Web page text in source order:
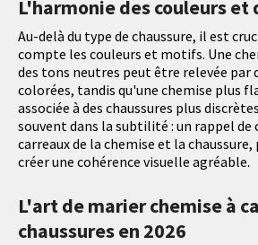
L'harmonie des couleurs et
Au-delà du type de chaussure, il est
compte les couleurs et motifs. Une
des tons neutres peut être relevée par
colorées, tandis qu'une chemise plus
associée à des chaussures plus
souvent dans la subtilité : un rappel de
carreaux de la chemise et la
créer une cohérence visuelle agréable.
L'art de marier chemise à
chaussures en 2026